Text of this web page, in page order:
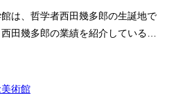
は、哲学者西田幾多郎の生誕地で
田幾多郎の業績を紹介している…
術館